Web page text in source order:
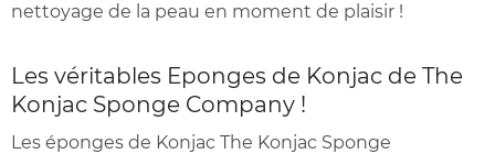
nettoyage de la peau en moment de plaisir !
Les véritables Eponges de Konjac de The
Konjac Sponge Company !
Les éponges de Konjac The Konjac Sponge